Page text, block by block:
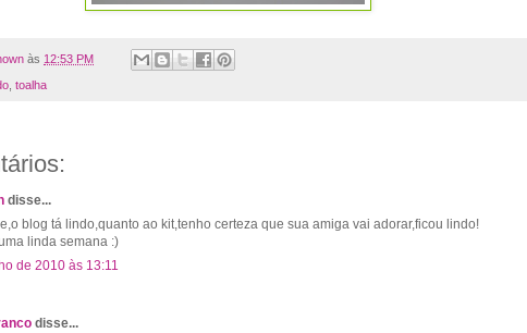
às 12:53 PM
toalha
disse...
blog tá lindo,quanto ao kit,tenho certeza que sua amiga vai adorar,ficou lindo!
linda semana :)
de 2010 às 13:11
disse...